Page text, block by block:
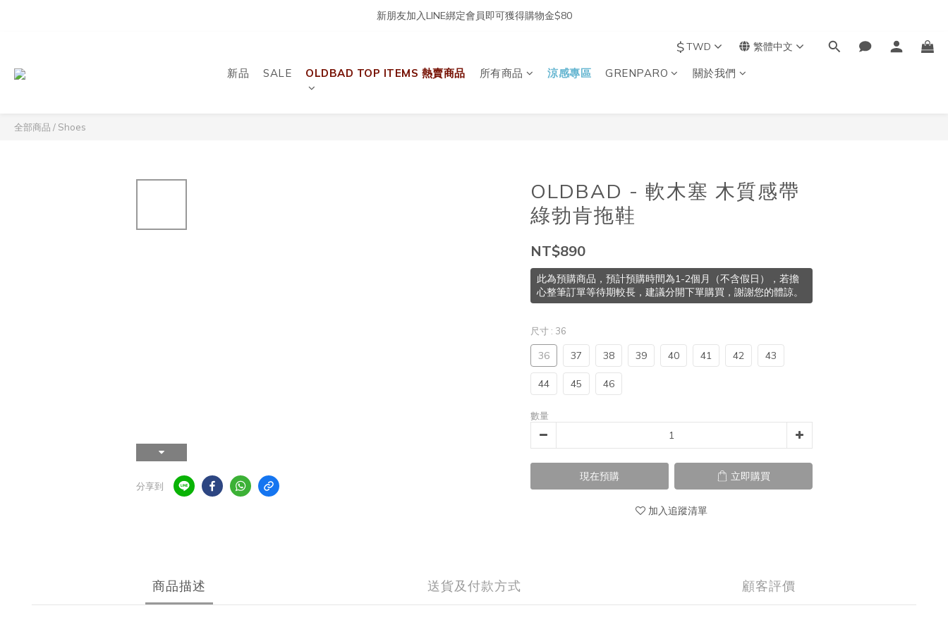
新朋友加入LINE綁定會員即可獲得購物金$80
$TWD 繁體中文
新品 SALE OLDBAD TOP ITEMS 熱賣商品 所有商品 涼感專區 GRENPARO 關於我們
全部商品 / Shoes
分享到
OLDBAD - 軟木塞 木質感帶
綠勃肯拖鞋
NT$890
此為預購商品，預計預購時間為1-2個月（不含假日），若擔
心整筆訂單等待期較長，建議分開下單購買，謝謝您的體諒。
尺寸 : 36
36 37 38 39 40 41 42 43
44 45 46
數量
現在預購 立即購買
加入追蹤清單
商品描述 送貨及付款方式 顧客評價